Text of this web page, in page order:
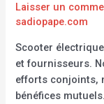
Laisser un
sadiopape.com
Scooter
et fournisseurs.
efforts conjoints,
bénéfices